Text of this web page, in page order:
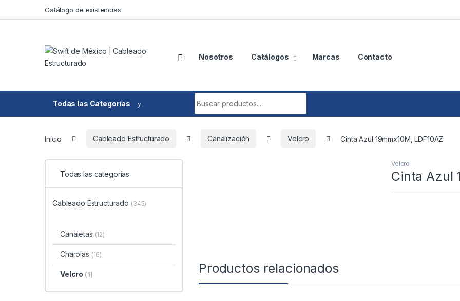
Skip to navigationCatálogo de existencias
Nosotros Catálogos Marcas Contacto
Todas las Categorías
Inicio Cableado Estructurado Canalización Velcro Cinta Azul 19mmx10M, LDF10AZ
Velcro
Cinta Azul
Productos relacionados
Todas las categorías
Cableado Estructurado (345)
Canaletas (12)
Charolas (16)
Velcro (1)